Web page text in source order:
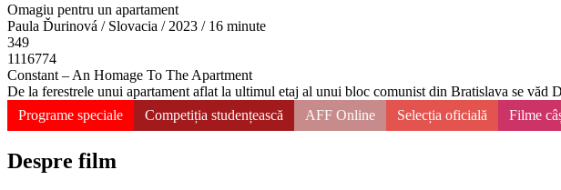
Omagiu pentru un apartament
Paula Ďurinová / Slovacia / 2023 / 16 minute
349
1116774
Constant – An Homage To The Apartment
De la ferestrele unui apartament aflat la ultimul etaj al unui bloc comunist din Bratislava se
Programe speciale
Competiția studențească AFF Online Selecția oficială Filme
Despre film